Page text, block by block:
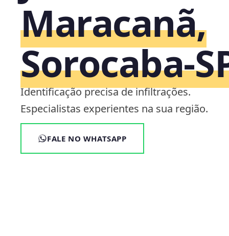
Maracanã,
Identificação precisa de infiltrações.
Especialistas experientes na sua região.
FALE NO WHATSAPP